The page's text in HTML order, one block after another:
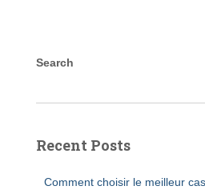
Search
Recent Posts
Comment choisir le meilleur